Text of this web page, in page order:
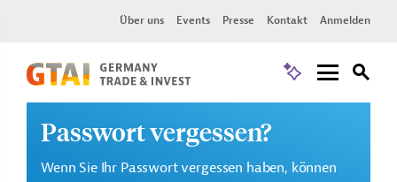
Über uns Events Presse Kontakt Anmelden
Passwort vergessen?
Wenn Sie Ihr Passwort vergessen haben, können